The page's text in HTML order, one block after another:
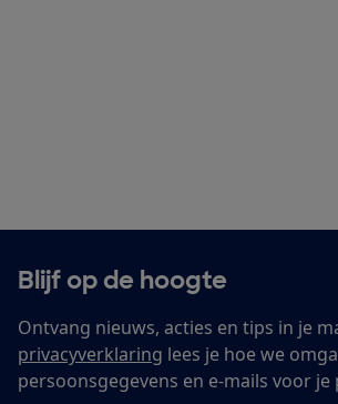
Blijf op de hoogte
Ontvang nieuws, acties en tips in je
privacyverklaring lees je hoe we
persoonsgegevens en e-mails voor je